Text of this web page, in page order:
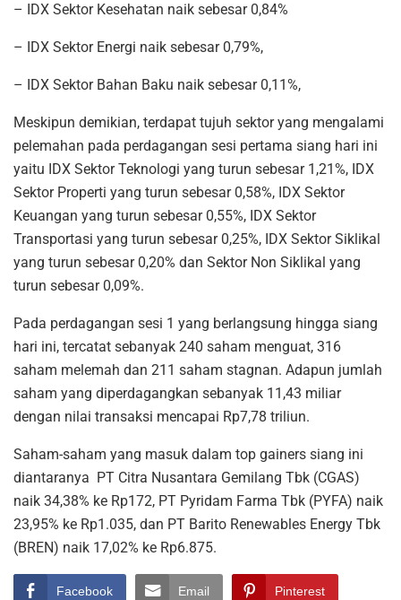
– IDX Sektor Kesehatan naik sebesar 0,84%
– IDX Sektor Energi naik sebesar 0,79%,
– IDX Sektor Bahan Baku naik sebesar 0,11%,
Meskipun demikian, terdapat tujuh sektor yang mengalami
pelemahan pada perdagangan sesi pertama siang hari ini
yaitu IDX Sektor Teknologi yang turun sebesar 1,21%, IDX
Sektor Properti yang turun sebesar 0,58%, IDX Sektor
Keuangan yang turun sebesar 0,55%, IDX Sektor
Transportasi yang turun sebesar 0,25%, IDX Sektor Siklikal
yang turun sebesar 0,20% dan Sektor Non Siklikal yang
turun sebesar 0,09%.
Pada perdagangan sesi 1 yang berlangsung hingga siang
hari ini, tercatat sebanyak 240 saham menguat, 316
saham melemah dan 211 saham stagnan. Adapun jumlah
saham yang diperdagangkan sebanyak 11,43 miliar
dengan nilai transaksi mencapai Rp7,78 triliun.
Saham-saham yang masuk dalam top gainers siang ini
diantaranya PT Citra Nusantara Gemilang Tbk (CGAS)
naik 34,38% ke Rp172, PT Pyridam Farma Tbk (PYFA) naik
23,95% ke Rp1.035, dan PT Barito Renewables Energy Tbk
(BREN) naik 17,02% ke Rp6.875.
Facebook Email Pinterest